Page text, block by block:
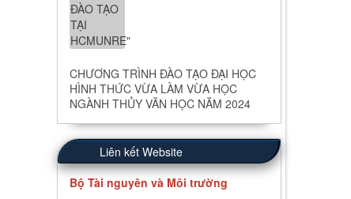
CHƯƠNG TRÌNH ĐÀO TẠO ĐẠI HỌC
HÌNH THỨC VỪA LÀM VỪA HỌC
NGÀNH THỦY VĂN HỌC NĂM 2024
Liên kết Website
Bộ Tài nguyên và Môi trường